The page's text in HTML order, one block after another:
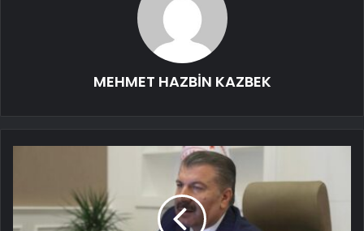
MEHMET HAZBİN KAZBEK